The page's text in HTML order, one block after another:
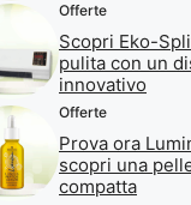
Offerte
Scopri Eko-
pulita con un
innovativo
Offerte
Prova ora
scopri una
compatta